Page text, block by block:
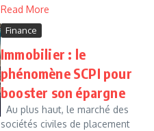
Read More
Finance
Immobilier : le
phénomène SCPI pour
booster son épargne
Au plus haut, le marché des
sociétés civiles de placement